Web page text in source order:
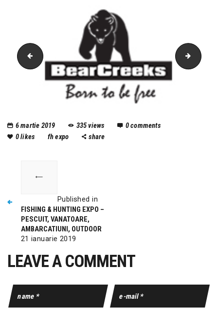
vanatoare AKA
6 martie 2019 335views 0comments
0likes fh expo share
Published in
FISHING & HUNTING EXPO –
PESCUIT, VANATOARE,
AMBARCATIUNI, OUTDOOR
21 ianuarie 2019
LEAVE A COMMENT